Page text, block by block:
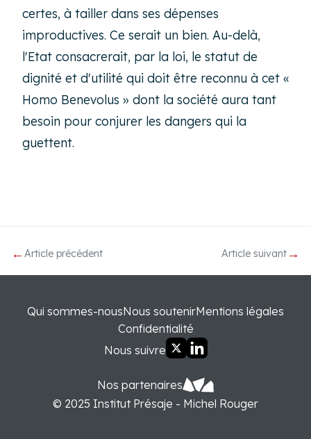
certes, à tailler dans ses dépenses
improductives. Ce serait un bien. Au-delà,
l'Etat consacrerait, par la loi, le statut de
dignité et d'utilité qui doit être reconnu à cet «
Homo Benevolus » dont la société aura tant
besoin pour conjurer les dangers qui la
guettent.
← Article précédent Article suivant→
Qui sommes-nousNous soutenirMentions légales
Confidentialité
Nous suivre
© 2025 Institut Présaje - Michel Rouger
Nos partenaires